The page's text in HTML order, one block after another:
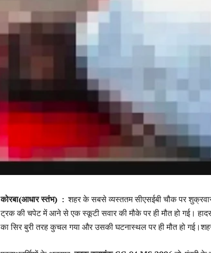
कोरबा(आधार स्तंभ) : शहर के सबसे व्यस्ततम सीएसईबी चौक पर
ट्रक की चपेट में आने से एक स्कूटी सवार की मौके पर ही मौत हो गई।
का सिर बुरी तरह कुचल गया और उसकी घटनास्थल पर ही मौत हो गई।शहर